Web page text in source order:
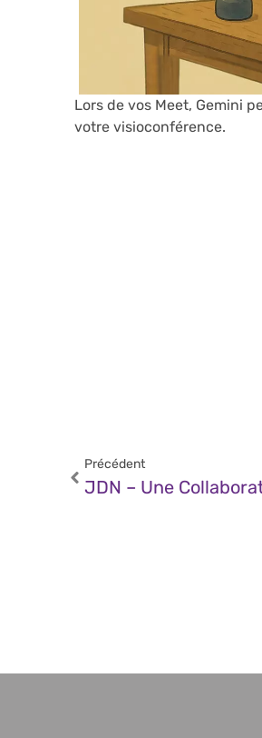
Lors de vos Meet, Gemini
votre visioconférence.
Précédent